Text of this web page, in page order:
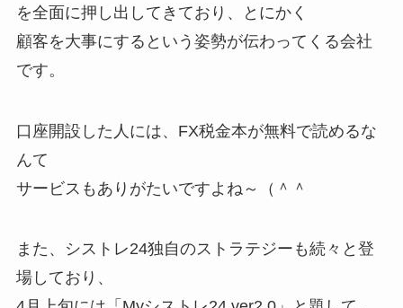
を全面に押し出してきており、とにかく
顧客を大事にするという姿勢が伝わってくる会社
です。
口座開設した人には、FX税金本が無料で読めるな
んて
サービスもありがたいですよね～（＾＾
また、シストレ24独自のストラテジーも続々と登
場しており、